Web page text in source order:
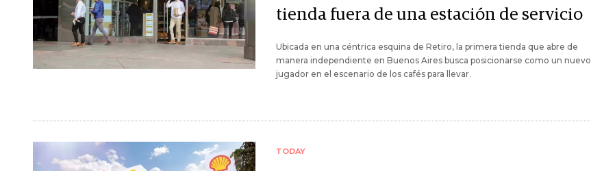
tienda fuera de una estación de servicio
Ubicada en una céntrica esquina de Retiro, la primera tienda que abre de
manera independiente en Buenos Aires busca posicionarse como un nuevo
jugador en el escenario de los cafés para llevar.
TODAY